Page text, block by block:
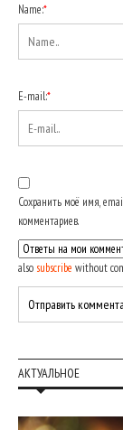
Name:*
E-mail:*
Сохранить моё имя,
комментариев.
also subscribe without
АКТУАЛЬНОЕ